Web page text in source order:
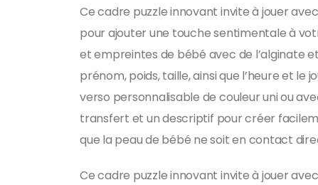
Ce cadre puzzle innovant invite à jouer
pour ajouter une touche sentimentale à
et empreintes de bébé avec de l’alginate
prénom, poids, taille, ainsi que l’heure et
verso personnalisable de couleur uni ou
transfert et un descriptif pour créer
que la peau de bébé ne soit en contact
Ce cadre puzzle innovant invite à jouer